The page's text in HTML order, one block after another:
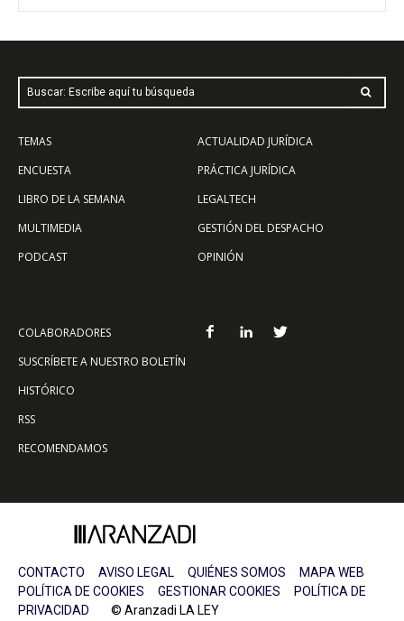
Buscar: Escribe aquí tu búsqueda
TEMAS
ENCUESTA
LIBRO DE LA SEMANA
MULTIMEDIA
PODCAST
ACTUALIDAD JURÍDICA
PRÁCTICA JURÍDICA
LEGALTECH
GESTIÓN DEL DESPACHO
OPINIÓN
COLABORADORES
SUSCRÍBETE A NUESTRO BOLETÍN
HISTÓRICO
RSS
RECOMENDAMOS
CONTACTO AVISO LEGAL QUIÉNES SOMOS
MAPA WEB
POLÍTICA DE COOKIES
GESTIONAR COOKIES
POLÍTICA DE
PRIVACIDAD © Aranzadi LA LEY